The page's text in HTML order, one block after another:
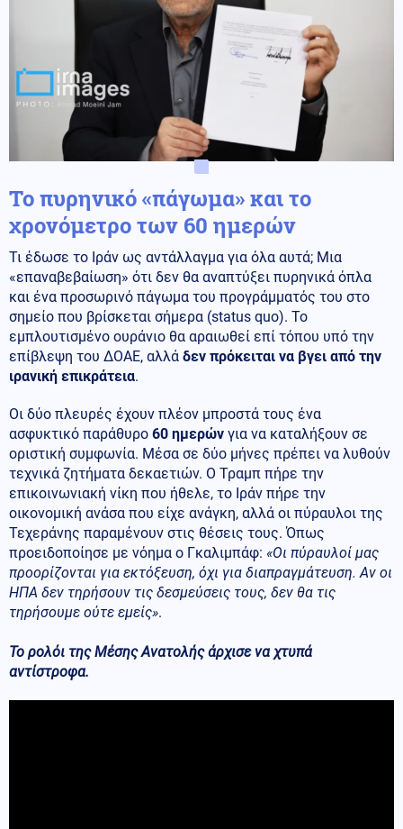
Το πυρηνικό «πάγωμα» και το
χρονόμετρο των 60 ημερών
Τι έδωσε το Ιράν ως αντάλλαγμα για όλα αυτά; Μια
«επαναβεβαίωση» ότι δεν θα αναπτύξει πυρηνικά όπλα
και ένα προσωρινό πάγωμα του προγράμματός του στο
σημείο που βρίσκεται σήμερα (status quo). Το
εμπλουτισμένο ουράνιο θα αραιωθεί επί τόπου υπό την
επίβλεψη του ΔΟΑΕ, αλλά δεν πρόκειται να βγει από την
ιρανική επικράτεια.
Οι δύο πλευρές έχουν πλέον μπροστά τους ένα
ασφυκτικό παράθυρο 60 ημερών για να καταλήξουν σε
οριστική συμφωνία. Μέσα σε δύο μήνες πρέπει να λυθούν
τεχνικά ζητήματα δεκαετιών. Ο Τραμπ πήρε την
επικοινωνιακή νίκη που ήθελε, το Ιράν πήρε την
οικονομική ανάσα που είχε ανάγκη, αλλά οι πύραυλοι της
Τεχεράνης παραμένουν στις θέσεις τους. Όπως
προειδοποίησε με νόημα ο Γκαλιμπάφ: «Οι πύραυλοί μας
προορίζονται για εκτόξευση, όχι για διαπραγμάτευση. Αν οι
ΗΠΑ δεν τηρήσουν τις δεσμεύσεις τους, δεν θα τις
τηρήσουμε ούτε εμείς».
Το ρολόι της Μέσης Ανατολής άρχισε να χτυπά
αντίστροφα.